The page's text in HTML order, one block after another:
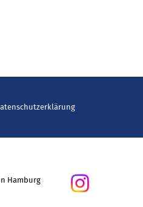
Hamburg